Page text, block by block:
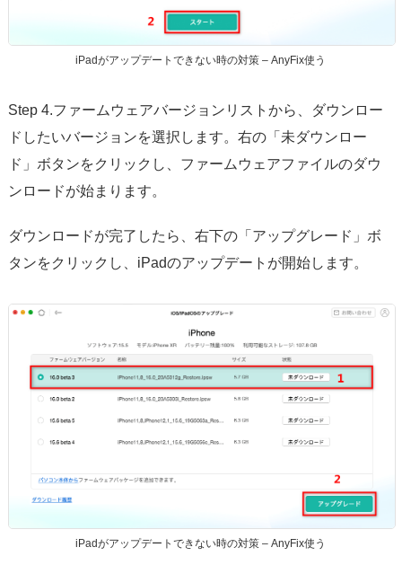
iPadがアップデートできない時の対策 – AnyFix使う
Step 4.ファームウェアバージョンリストから、ダウンロー
ドしたいバージョンを選択します。右の「未ダウンロー
ド」ボタンをクリックし、ファームウェアファイルのダウ
ンロードが始まります。
ダウンロードが完了したら、右下の「アップグレード」ボ
タンをクリックし、iPadのアップデートが開始します。
iPadがアップデートできない時の対策 – AnyFix使う